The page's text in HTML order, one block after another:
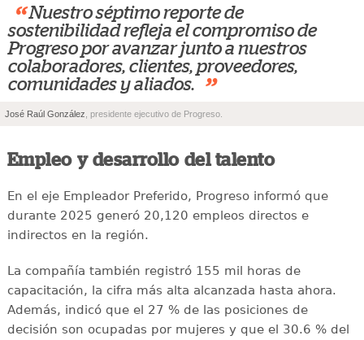
“ Nuestro séptimo reporte de
sostenibilidad refleja el compromiso de
Progreso por avanzar junto a nuestros
colaboradores, clientes, proveedores,
comunidades y aliados.
”
José Raúl González , presidente ejecutivo de Progreso.
Empleo y desarrollo del talento
En el eje Empleador Preferido, Progreso informó que
durante 2025 generó 20,120 empleos directos e
indirectos en la región.
La compañía también registró 155 mil horas de
capacitación, la cifra más alta alcanzada hasta ahora.
Además, indicó que el 27 % de las posiciones de
decisión son ocupadas por mujeres y que el 30.6 % del